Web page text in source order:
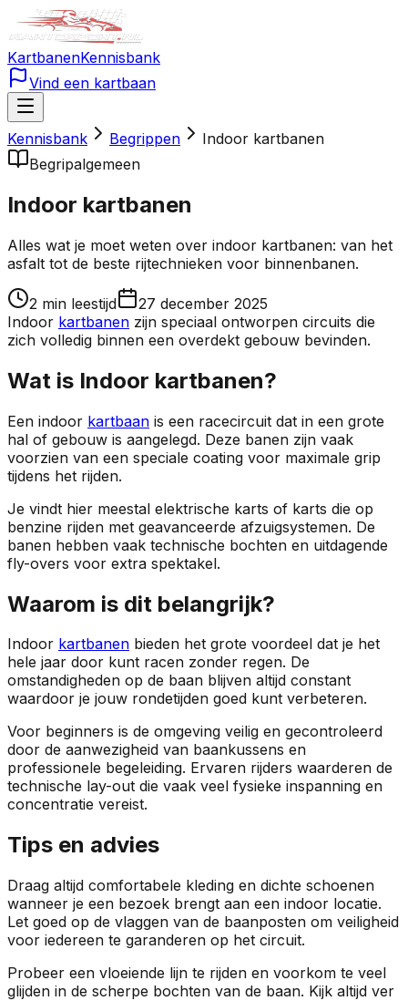
KartbanenKennisbank
Vind een kartbaan
Kennisbank Begrippen
Indoor kartbanen
Begripalgemeen
Indoor kartbanen
Alles wat je moet weten over indoor kartbanen: van het
asfalt tot de beste rijtechnieken voor binnenbanen.
2 min leestijd
27 december 2025
Indoor kartbanen zijn speciaal ontworpen circuits die
zich volledig binnen een overdekt gebouw bevinden.
Wat is Indoor kartbanen?
Een indoor kartbaan is een racecircuit dat in een grote
hal of gebouw is aangelegd. Deze banen zijn vaak
voorzien van een speciale coating voor maximale grip
tijdens het rijden.
Je vindt hier meestal elektrische karts of karts die op
benzine rijden met geavanceerde afzuigsystemen. De
banen hebben vaak technische bochten en uitdagende
fly-overs voor extra spektakel.
Waarom is dit belangrijk?
Indoor kartbanen bieden het grote voordeel dat je het
hele jaar door kunt racen zonder regen. De
omstandigheden op de baan blijven altijd constant
waardoor je jouw rondetijden goed kunt verbeteren.
Voor beginners is de omgeving veilig en gecontroleerd
door de aanwezigheid van baankussens en
professionele begeleiding. Ervaren rijders waarderen de
technische lay-out die vaak veel fysieke inspanning en
concentratie vereist.
Tips en advies
Draag altijd comfortabele kleding en dichte schoenen
wanneer je een bezoek brengt aan een indoor locatie.
Let goed op de vlaggen van de baanposten om veiligheid
voor iedereen te garanderen op het circuit.
Probeer een vloeiende lijn te rijden en voorkom te veel
glijden in de scherpe bochten van de baan. Kijk altijd ver